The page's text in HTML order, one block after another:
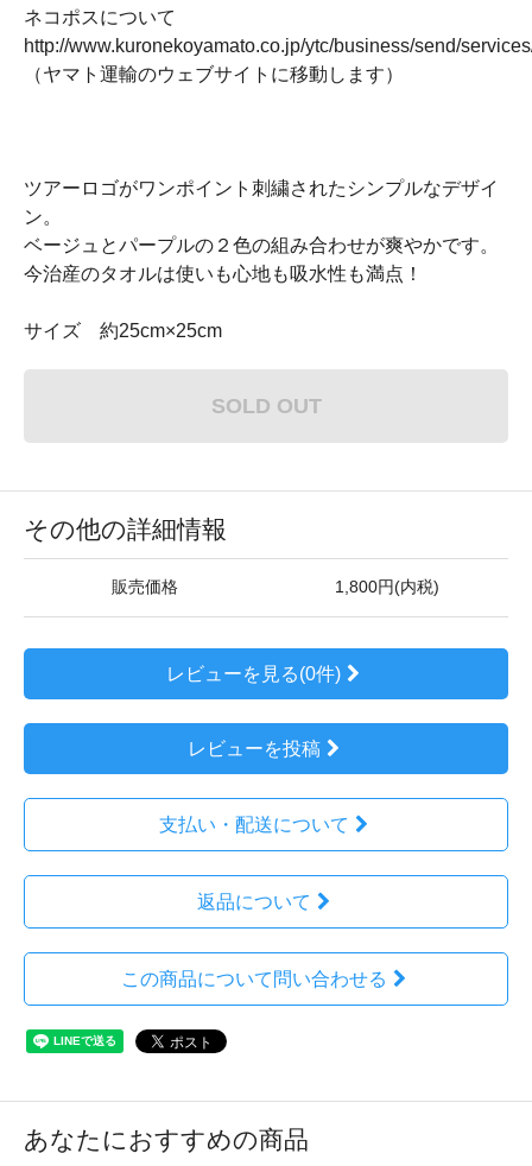
ネコポスについて
http://www.kuronekoyamato.co.jp/ytc/business/send/
（ヤマト運輸のウェブサイトに移動します）
ツアーロゴがワンポイント刺繍されたシンプルなデザイ
ン。
ベージュとパープルの２色の組み合わせが爽やかです。
今治産のタオルは使いも心地も吸水性も満点！
サイズ 約25cm×25cm
SOLD OUT
その他の詳細情報
販売価格 1,800円(内税)
レビューを見る(0件)
レビューを投稿
支払い・配送について
返品について
この商品について問い合わせる
あなたにおすすめの商品